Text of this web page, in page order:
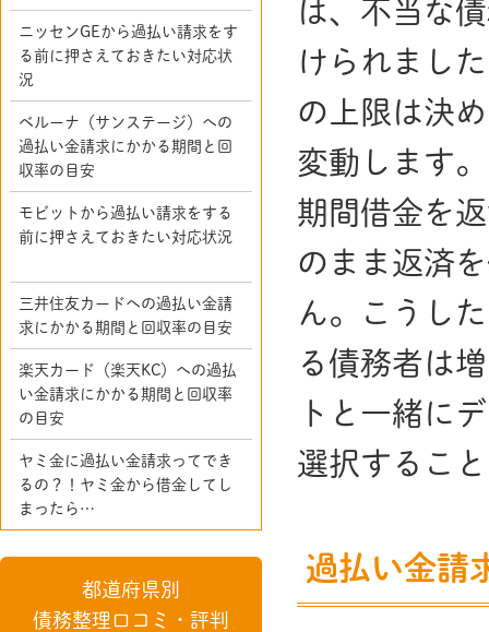
は、不当な
けられまし
の上限は決
変動します
期間借金を
のまま返済
ん。こうし
る債務者は
トと一緒に
選択するこ
過払い金請
ニッセンGEから過払い請求をす
る前に押さえておきたい対応状
況
ベルーナ（サンステージ）への
過払い金請求にかかる期間と回
収率の目安
モビットから過払い請求をする
前に押さえておきたい対応状況
三井住友カードへの過払い金請
求にかかる期間と回収率の目安
楽天カード（楽天KC）への過払
い金請求にかかる期間と回収率
の目安
ヤミ金に過払い金請求ってでき
るの？！ヤミ金から借金してし
まったら…
都道府県別
債務整理口コミ・評判